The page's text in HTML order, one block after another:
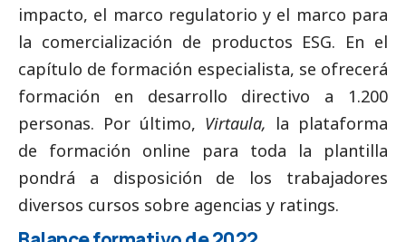
impacto, el marco regulatorio y el marco para
la comercialización de productos ESG. En el
capítulo de formación especialista, se ofrecerá
formación en desarrollo directivo a 1.200
personas. Por último, Virtaula, la plataforma
de formación online para toda la plantilla
pondrá a disposición de los trabajadores
diversos cursos sobre agencias y ratings.